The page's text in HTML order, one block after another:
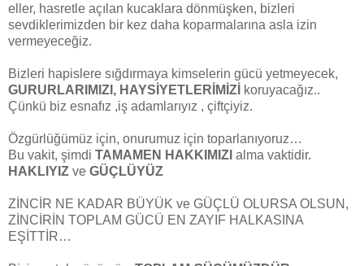
eller, hasretle açılan kucaklara dönmüşken, bizleri
sevdiklerimizden bir kez daha koparmalarına asla izin
vermeyeceğiz.
Bizleri hapislere sığdırmaya kimselerin gücü yetmeyecek,
GURURLARIMIZI, HAYSİYETLERİMİZİ koruyacağız..
Çünkü biz esnafız ,iş adamlarıyız , çiftçiyiz.
Özgürlüğümüz için, onurumuz için toparlanıyoruz…
Bu vakit, şimdi TAMAMEN HAKKIMIZI alma vaktidir.
HAKLIYIZ ve GÜÇLÜYÜZ
ZİNCİR NE KADAR BÜYÜK ve GÜÇLÜ OLURSA OLSUN,
ZİNCİRİN TOPLAM GÜCÜ EN ZAYIF HALKASINA
EŞİTTİR…